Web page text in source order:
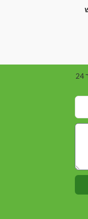
השאירו כאן פרטים, ונציג יחזור אליכם בתוך 24